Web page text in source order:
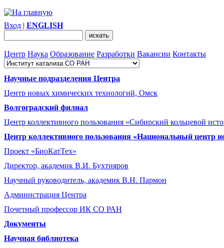
Вход | ENGLISH
Центр Наука Образование Разработки Вакансии Контакты
Научные подразделения Центра
Центр новых химических технологий, Омск
Волгоградский филиал
Центр коллективного пользования «Сибирский кольцевой
Центр коллективного пользования «Национальный центр
Проект «БиоКатТех»
Директор, академик В.И. Бухтияров
Научный руководитель, академик В.Н. Пармон
Администрация Центра
Почетный профессор ИК СО РАН
Документы
Научная библиотека